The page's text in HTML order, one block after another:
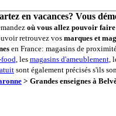
en vacances? Vous
où vous allez pouvoir
retrouvez vos marques et
en France: magasins de
food, les magasins d'ameublement,
sont également précisés s'ils
> Grandes enseignes à